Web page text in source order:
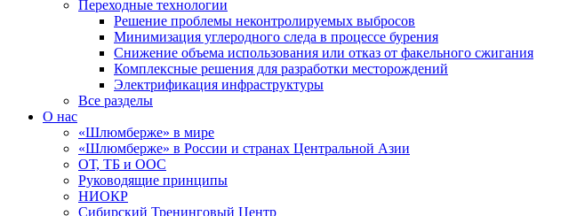
Переходные технологии
Решение проблемы неконтролируемых выбросов
Минимизация углеродного следа в процессе бурения
Снижение объема использования или отказ от факельного сжигания
Комплексные решения для разработки месторождений
Электрификация инфраструктуры
Все разделы
О нас
«Шлюмберже» в мире
«Шлюмберже» в России и странах Центральной Азии
ОТ, ТБ и ООС
Руководящие принципы
НИОКР
Сибирский Тренинговый Центр